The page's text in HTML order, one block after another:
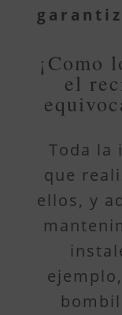
¡Como
el
Toda la
que
ellos, y